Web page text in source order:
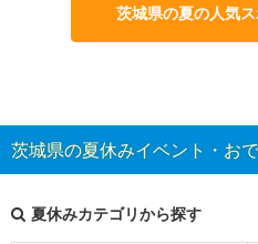
茨城県の夏の人気
茨城県の夏休みイベント・お
夏休みカテゴリから探す